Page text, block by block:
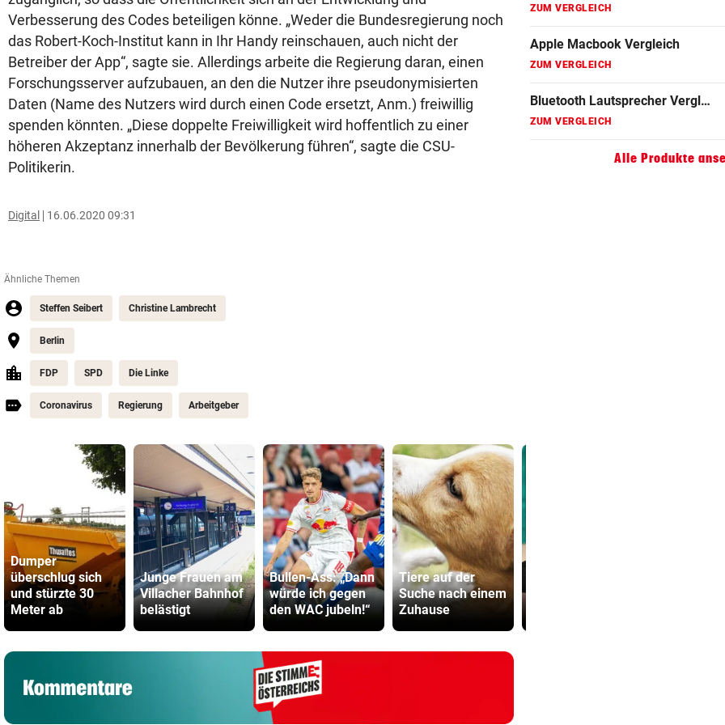
Verbesserung des Codes beteiligen könne. „Weder die Bundesregierung noch
das Robert-Koch-Institut kann in Ihr Handy reinschauen, auch nicht der
Betreiber der App“, sagte sie. Allerdings arbeite die Regierung daran, einen
Forschungsserver aufzubauen, an den die Nutzer ihre pseudonymisierten
Daten (Name des Nutzers wird durch einen Code ersetzt, Anm.) freiwillig
spenden könnten. „Diese doppelte Freiwilligkeit wird hoffentlich zu einer
höheren Akzeptanz innerhalb der Bevölkerung führen“, sagte die CSU-
Politikerin.
Digital 16.06.2020 09:31
Ähnliche Themen
Steffen Seibert Christine Lambrecht
Berlin
FDP SPD Die Linke
Coronavirus Regierung Arbeitgeber
Dumper
überschlug sich
und stürzte 30
Meter ab
Junge Frauen am
Villacher Bahnhof
belästigt
Bullen-Ass: „Dann
würde ich gegen
den WAC jubeln!“
Tiere auf der
Suche nach einem
Zuhause
ZUM VERGLEICH
Apple Macbook Vergleich
ZUM VERGLEICH
Bluetooth Lautsprecher Vergleich
ZUM VERGLEICH
DSL SpeedtestAlle Produkte